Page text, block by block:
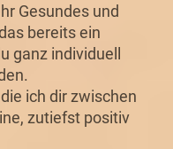
Gesundes und
bereits ein
ganz individuell
ich dir zwischen
zutiefst positiv